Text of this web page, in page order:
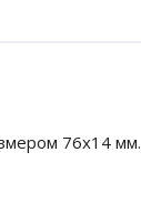
76x14 мм.